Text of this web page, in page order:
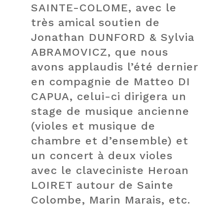
SAINTE-COLOME, avec le
très amical soutien de
Jonathan DUNFORD & Sylvia
ABRAMOVICZ, que nous
avons applaudis l’été dernier
en compagnie de Matteo DI
CAPUA, celui-ci dirigera un
stage de musique ancienne
(violes et musique de
chambre et d’ensemble) et
un concert à deux violes
avec le claveciniste Heroan
LOIRET autour de Sainte
Colombe, Marin Marais, etc.